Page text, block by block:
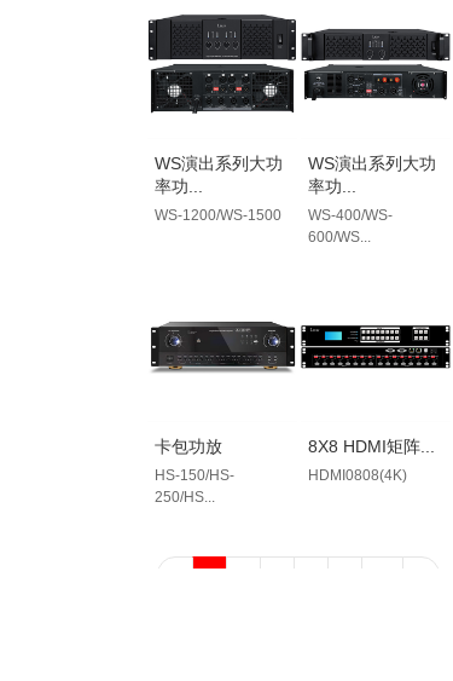
WS演出系列大功
率功...
WS-1200/WS-1500
WS演出系列大功
率功...
WS-400/WS-
600/WS...
卡包功放
HS-150/HS-
250/HS...
8X8 HDMI矩阵...
HDMI0808(4K)
1